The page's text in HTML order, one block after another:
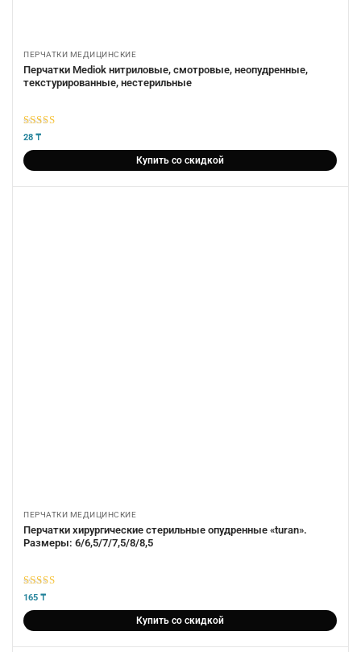
ПЕРЧАТКИ МЕДИЦИНСКИЕ
Перчатки Mediok нитриловые, смотровые, неопудренные,
текстурированные, нестерильные
5из 5
28 ₸
Купить со скидкой
ПЕРЧАТКИ МЕДИЦИНСКИЕ
Перчатки хирургические стерильные опудренные «turan».
Размеры: 6/6,5/7/7,5/8/8,5
5из 5
165 ₸
Купить со скидкой